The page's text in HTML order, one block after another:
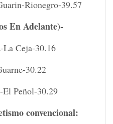
Rionegro-39.57
En Adelante)-
La Ceja-30.16
30.22
Peñol-30.29
convencional: